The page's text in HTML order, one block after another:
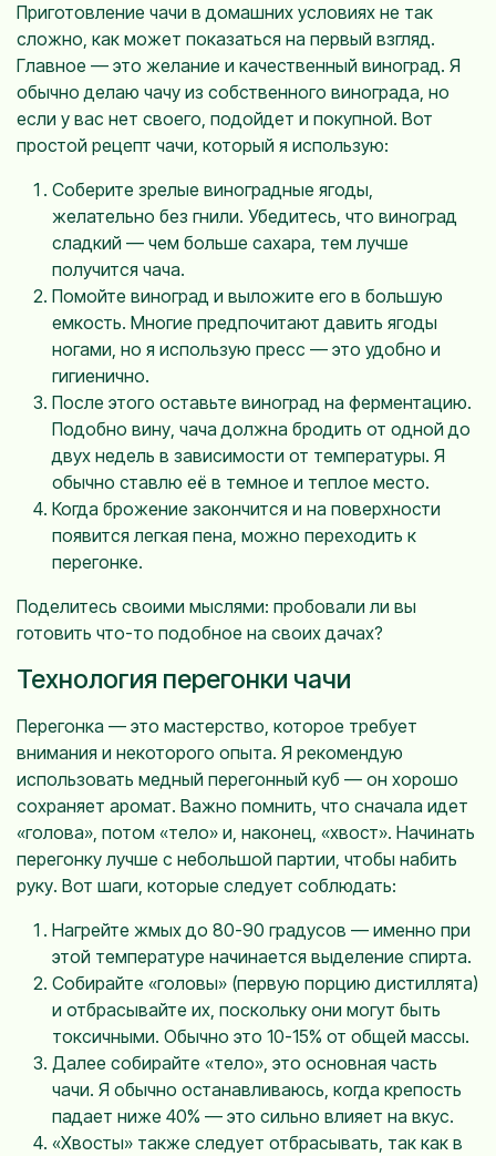
Приготовление чачи в домашних условиях не так
сложно, как может показаться на первый взгляд.
Главное — это желание и качественный виноград. Я
обычно делаю чачу из собственного винограда, но
если у вас нет своего, подойдет и покупной. Вот
простой рецепт чачи, который я использую:
Соберите зрелые виноградные ягоды,
желательно без гнили. Убедитесь, что виноград
сладкий — чем больше сахара, тем лучше
получится чача.
Помойте виноград и выложите его в большую
емкость. Многие предпочитают давить ягоды
ногами, но я использую пресс — это удобно и
гигиенично.
После этого оставьте виноград на ферментацию.
Подобно вину, чача должна бродить от одной до
двух недель в зависимости от температуры. Я
обычно ставлю её в темное и теплое место.
Когда брожение закончится и на поверхности
появится легкая пена, можно переходить к
перегонке.
Поделитесь своими мыслями: пробовали ли вы
готовить что-то подобное на своих дачах?
Технология перегонки чачи
Перегонка — это мастерство, которое требует
внимания и некоторого опыта. Я рекомендую
использовать медный перегонный куб — он хорошо
сохраняет аромат. Важно помнить, что сначала идет
«голова», потом «тело» и, наконец, «хвост». Начинать
перегонку лучше с небольшой партии, чтобы набить
руку. Вот шаги, которые следует соблюдать:
Нагрейте жмых до 80-90 градусов — именно при
этой температуре начинается выделение спирта.
Собирайте «головы» (первую порцию дистиллята)
и отбрасывайте их, поскольку они могут быть
токсичными. Обычно это 10-15% от общей массы.
Далее собирайте «тело», это основная часть
чачи. Я обычно останавливаюсь, когда крепость
падает ниже 40% — это сильно влияет на вкус.
«Хвосты» также следует отбрасывать, так как в